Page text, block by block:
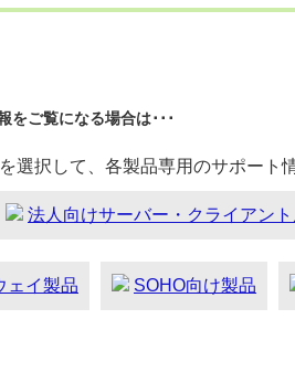
をご覧になる場合は･･･
選択して、各製品専用のサポート
法人向けサーバー・クライアン
ェイ製品 SOHO向け製品